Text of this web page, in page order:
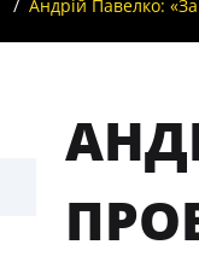
Андрій Павелко: